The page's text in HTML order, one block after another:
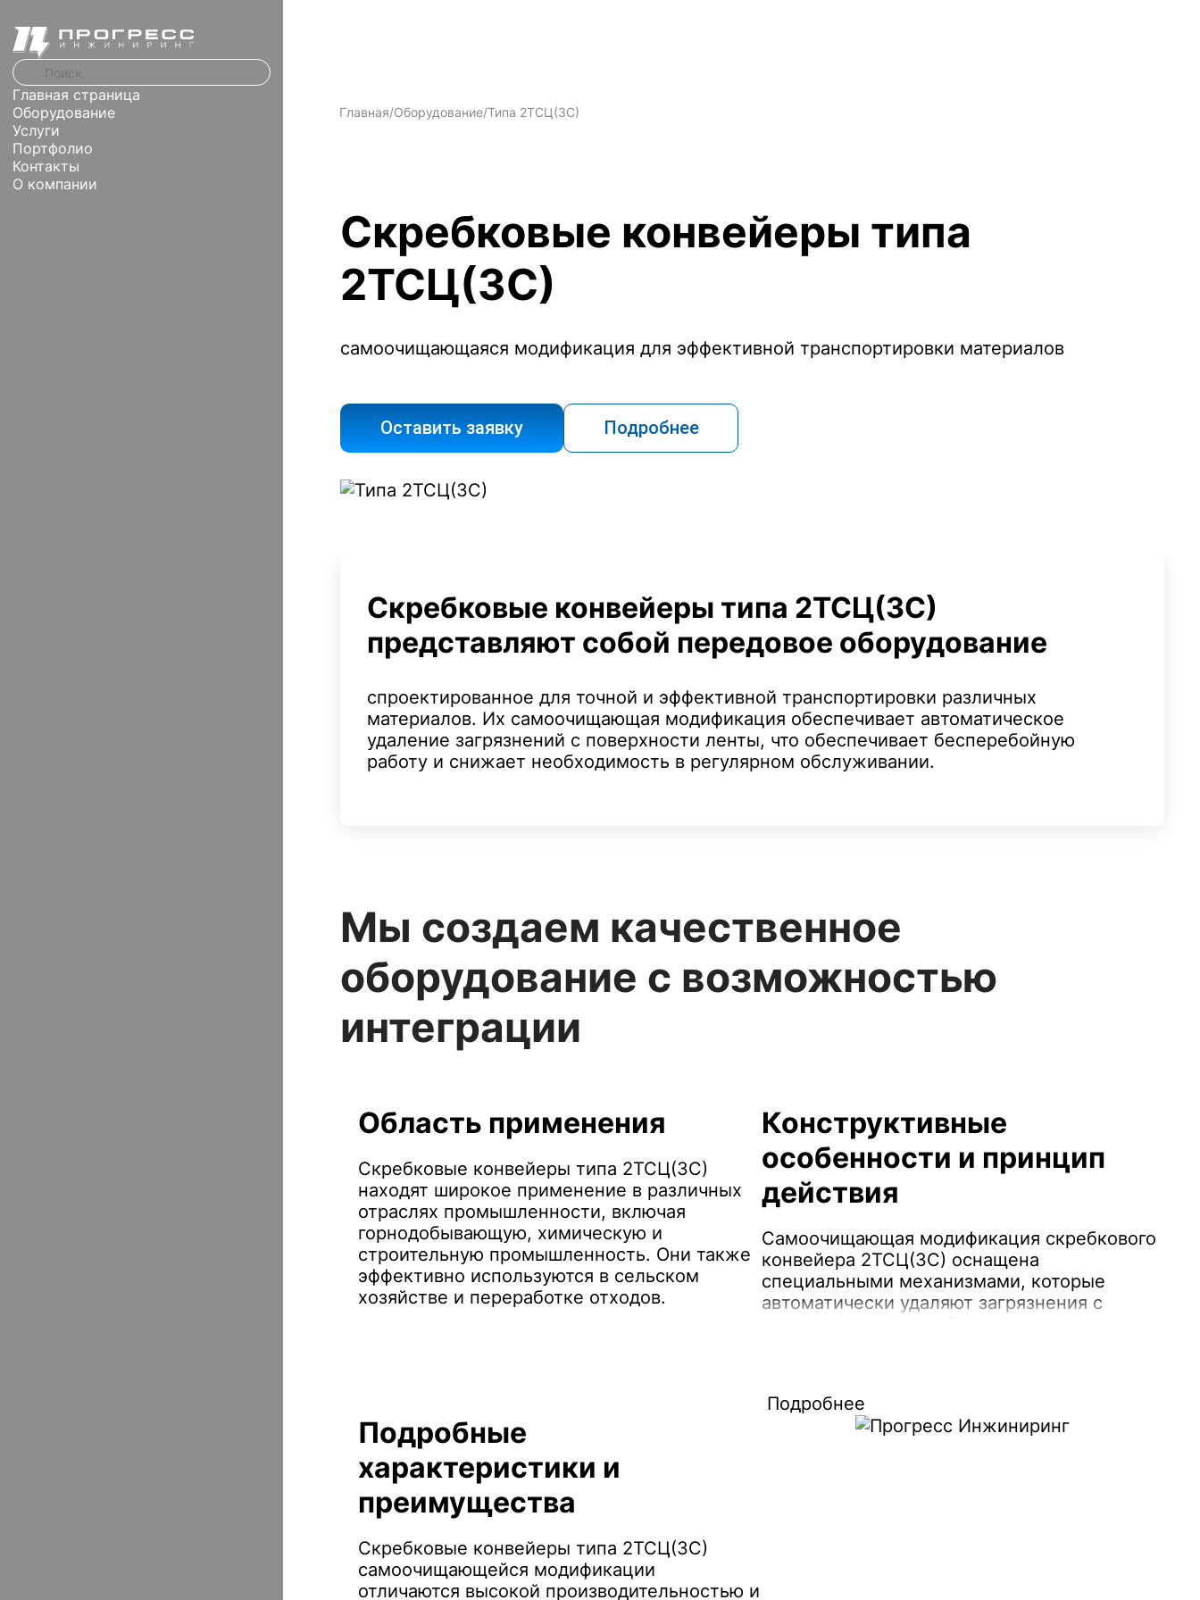
Главная страница
Оборудование
Услуги
Портфолио
Контакты
О компании
Главная/Оборудование/Типа 2ТСЦ(ЗС)
Скребковые конвейеры типа
2ТСЦ(ЗС)
самоочищающаяся модификация для эффективной транспортировки материалов
Оставить заявку Подробнее
Скребковые конвейеры типа 2ТСЦ(ЗС)
представляют собой передовое оборудование
спроектированное для точной и эффективной транспортировки различных
материалов. Их самоочищающая модификация обеспечивает автоматическое
удаление загрязнений с поверхности ленты, что обеспечивает бесперебойную
работу и снижает необходимость в регулярном обслуживании.
Мы создаем качественное
оборудование с возможностью
интеграции
Область применения
Скребковые конвейеры типа 2ТСЦ(ЗС)
находят широкое применение в различных
отраслях промышленности, включая
горнодобывающую, химическую и
строительную промышленность. Они также
эффективно используются в сельском
хозяйстве и переработке отходов.
Конструктивные
особенности и принцип
действия
Самоочищающая модификация скребкового
конвейера 2ТСЦ(ЗС) оснащена
специальными механизмами, которые
автоматически удаляют загрязнения с
Подробнее
Подробные
характеристики и
преимущества
Скребковые конвейеры типа 2ТСЦ(ЗС)
самоочищающейся модификации
отличаются высокой производительностью и